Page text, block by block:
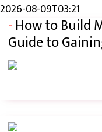
बिना किसी साइड
फेस ग्लो बढ़ाने के
2026-08-09T03:21
- How to Build
Guide to